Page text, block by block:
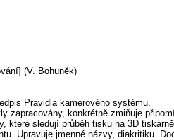
(V. Bohuněk)
Pravidla kamerového systému.
zapracovány, konkrétně zmiňuje
které sledují průběh tisku na 3D tiskárně.
Upravuje jmenné názvy, diakritiku.